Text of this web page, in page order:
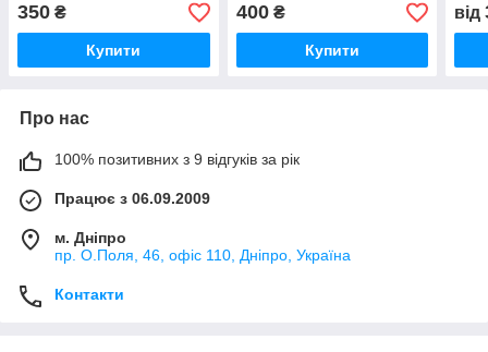
350 ₴
Купити
400₴
Купити
від
Про нас
100% позитивних з 9 відгуків за рік
Працює з 06.09.2009
м. Дніпро
пр. О.Поля, 46, офіс 110, Дніпро, Україна
Контакти